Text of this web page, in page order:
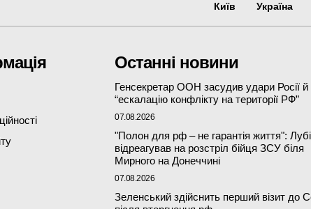
Київ Україна
Останні новини
Генсекретар ООН засудив удари Росії й
“ескалацію конфлікту на території РФ”
07.08.2026
"Полон для рф – не гарантія життя":
відреагував на розстріл бійця ЗСУ біля
Мирного на Донеччині
07.08.2026
Зеленський здійснить перший візит до